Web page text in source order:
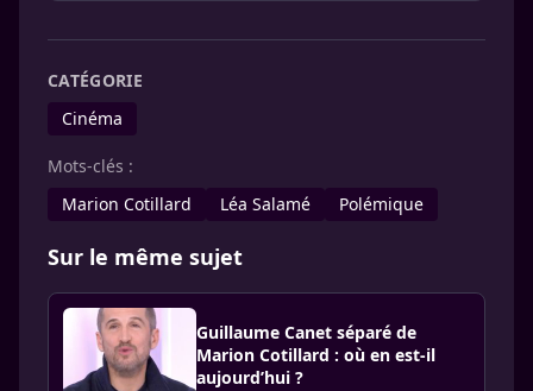
CATÉGORIE
Cinéma
Mots-clés :
Marion Cotillard
Léa Salamé Polémique
Sur le même sujet
Guillaume Canet séparé de
Marion Cotillard : où en est-il
aujourd’hui ?